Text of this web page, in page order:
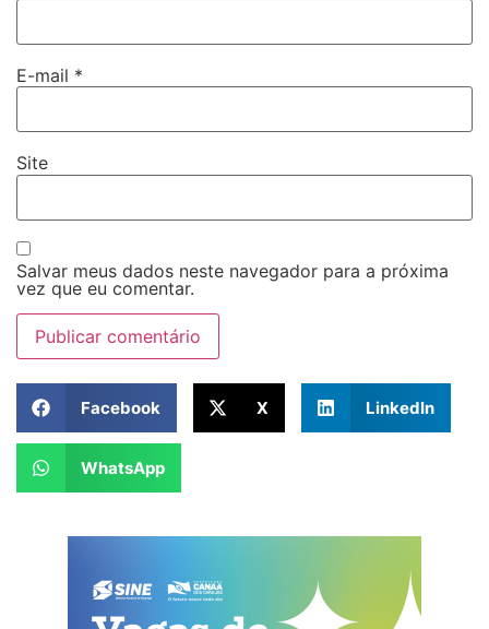
E-mail *
Site
Salvar meus dados neste navegador para a próxima
vez que eu comentar.
Facebook X LinkedIn
WhatsApp